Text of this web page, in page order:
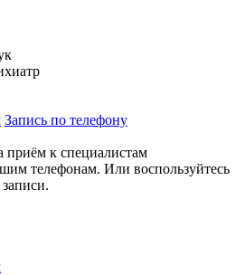
Запись по телефону
приём к специалистам
телефонам. Или воспользуйтесь